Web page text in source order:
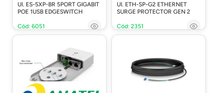
UI. ES-5XP-BR 5PORT GIGABIT
POE 1USB EDGESWITCH
Cód: 6051
UI. ETH-SP-G2 ETHERNET
SURGE PROTECTOR GEN 2
Cód: 2351